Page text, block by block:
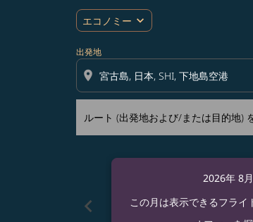
エコノミー expand_more
出発地
location_on
ルート (出発地および/または目的地)
chevron_left
2026年 8月
この月は表示できるフライ